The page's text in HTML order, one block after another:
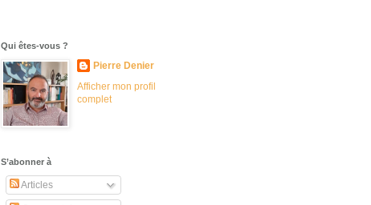
Qui êtes-vous ?
Pierre Denier
Afficher mon profil
complet
S’abonner à
Articles